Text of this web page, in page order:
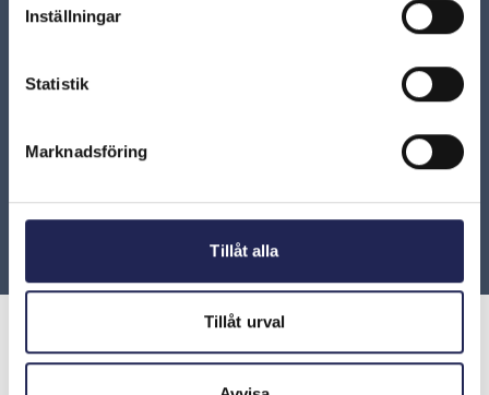
Inställningar
Statistik
Marknadsföring
Tillåt alla
Tillåt urval
Kan jag betala av hela avgiften för en delbetalning i
avgift för delbetalning